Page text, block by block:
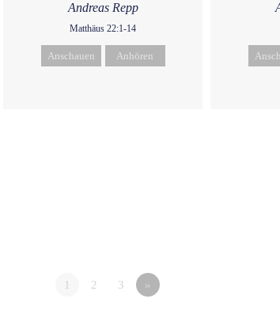
Andreas Repp
Matthäus 22:1-14
Anschauen Anhören
1 2 3 »